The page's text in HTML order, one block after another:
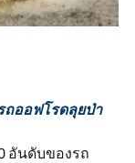
ถออฟโรดลุยป่า
อันดับของรถ